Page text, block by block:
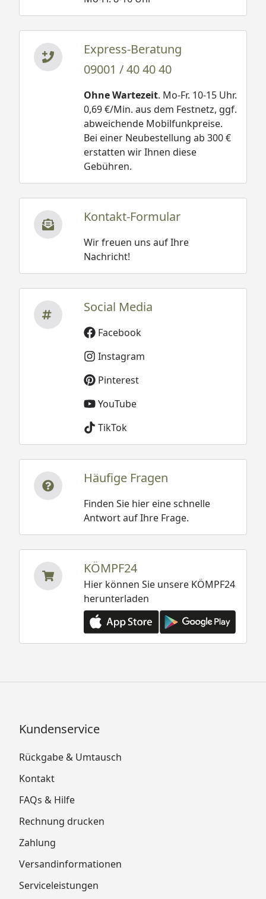
Express-Beratung
09001 / 40 40 40
Ohne Wartezeit. Mo-Fr. 10-15 Uhr.
0,69 €/Min. aus dem Festnetz, ggf.
abweichende Mobilfunkpreise.
Bei einer Neubestellung ab 300 €
erstatten wir Ihnen diese
Gebühren.
Kontakt-Formular
Wir freuen uns auf Ihre
Nachricht!
Social Media
Facebook
Instagram
Pinterest
YouTube
TikTok
Häufige Fragen
Finden Sie hier eine schnelle
Antwort auf Ihre Frage.
KÖMPF24
Hier können Sie unsere KÖMPF24
herunterladen
Kundenservice
Rückgabe & Umtausch
Kontakt
FAQs & Hilfe
Rechnung drucken
Zahlung
Versandinformationen
Serviceleistungen